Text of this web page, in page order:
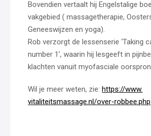
Bovendien vertaalt hij Engelstalige
vakgebied ( massagetherapie,
Geneeswijzen en yoga).
Rob verzorgt de lessenserie ‘Taking
number 1’, waarin hij lesgeeft in
klachten vanuit myofasciale
Wil je meer weten, zie:https://www.
vitaliteitsmassage.nl/over-robbee.php